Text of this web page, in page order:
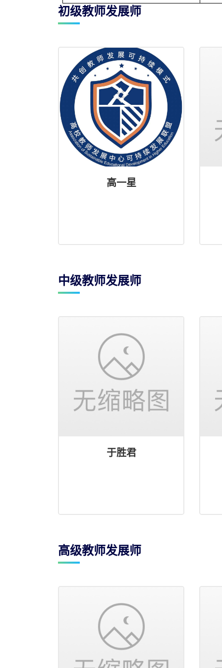
初级教师发展师
高一星
中级教师发展师
于胜君
高级教师发展师